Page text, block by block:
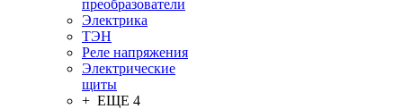
преобразователи
Электрика
ТЭН
Реле напряжения
Электрические
щиты
+ ЕЩЕ 4